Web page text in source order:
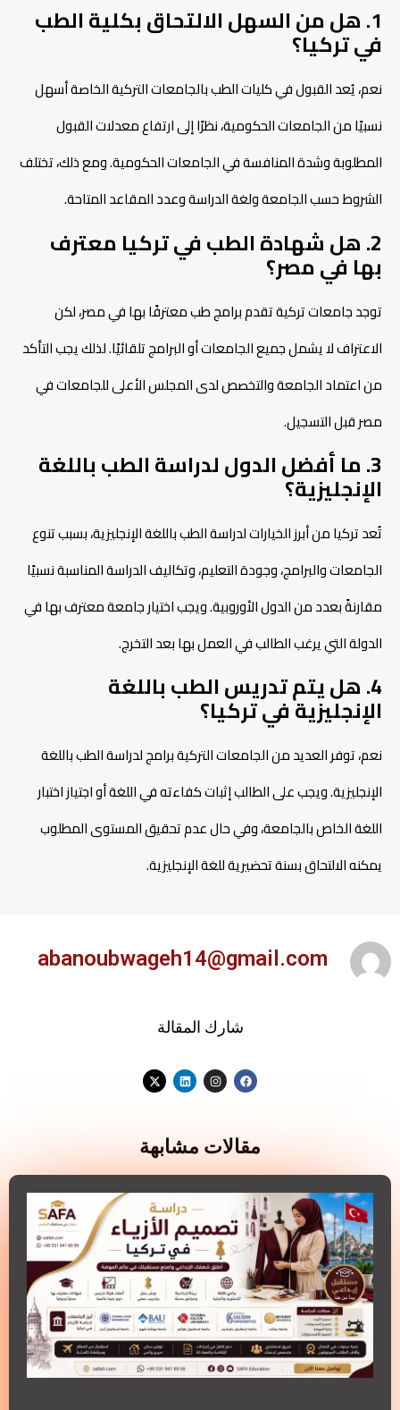
1. هل من السهل الالتحاق بكلية الطب
في تركيا؟
نعم، يُعد القبول في كليات الطب بالجامعات التركية الخاصة أسهل
نسبيًا من الجامعات الحكومية، نظرًا إلى ارتفاع معدلات القبول
المطلوبة وشدة المنافسة في الجامعات الحكومية. ومع ذلك، تختلف
الشروط حسب الجامعة ولغة الدراسة وعدد المقاعد المتاحة.
2. هل شهادة الطب في تركيا معترف
بها في مصر؟
توجد جامعات تركية تقدم برامج طب معترفًا بها في مصر، لكن
الاعتراف لا يشمل جميع الجامعات أو البرامج تلقائيًا. لذلك يجب التأكد
من اعتماد الجامعة والتخصص لدى المجلس الأعلى للجامعات في
مصر قبل التسجيل.
3. ما أفضل الدول لدراسة الطب باللغة
الإنجليزية؟
تُعد تركيا من أبرز الخيارات لدراسة الطب باللغة الإنجليزية، بسبب تنوع
الجامعات والبرامج، وجودة التعليم، وتكاليف الدراسة المناسبة نسبيًا
مقارنةً بعدد من الدول الأوروبية. ويجب اختيار جامعة معترف بها في
الدولة التي يرغب الطالب في العمل بها بعد التخرج.
4. هل يتم تدريس الطب باللغة
الإنجليزية في تركيا؟
نعم، توفر العديد من الجامعات التركية برامج لدراسة الطب باللغة
الإنجليزية. ويجب على الطالب إثبات كفاءته في اللغة أو اجتياز اختبار
اللغة الخاص بالجامعة، وفي حال عدم تحقيق المستوى المطلوب
يمكنه الالتحاق بسنة تحضيرية للغة الإنجليزية.
abanoubwageh14@gmail.com
شارك المقالة
مقالات مشابهة